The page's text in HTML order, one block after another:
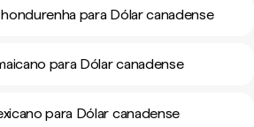
para Dólar canadense
para Dólar canadense
para Dólar canadense